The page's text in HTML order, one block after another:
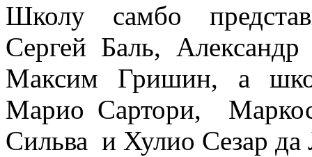
Школу самбо
Сергей Баль,
Максим Гришин, а
Марио Сартори,
Сильва и Хулио Сезар